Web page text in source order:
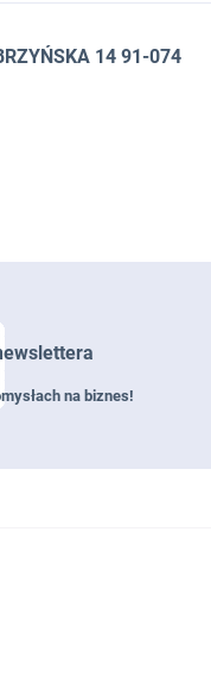
14 91-074
na biznes!